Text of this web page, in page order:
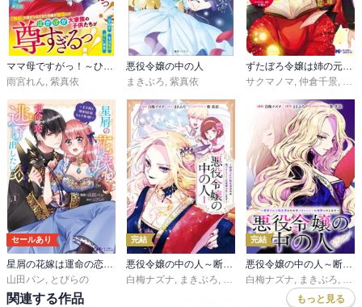
ママ母ですがっ！～ひとりぼっちだった私が、ぽかぽか大家族の一員になるまで～【電子限定SS付き】
雨宮れん, 紫真依
悪役令嬢の中の人
まきぶろ, 紫真依
ずたぼろ令嬢は姉の元婚約者に溺愛される(コミック)
サクマノマ, 仲倉千景, と
セールあり
山田パン
とびらの
完結
白梅ナズナ
まきぶろ 紫真依
完結
白梅ナズナ
まきぶろ
関連する作品 もっと見る